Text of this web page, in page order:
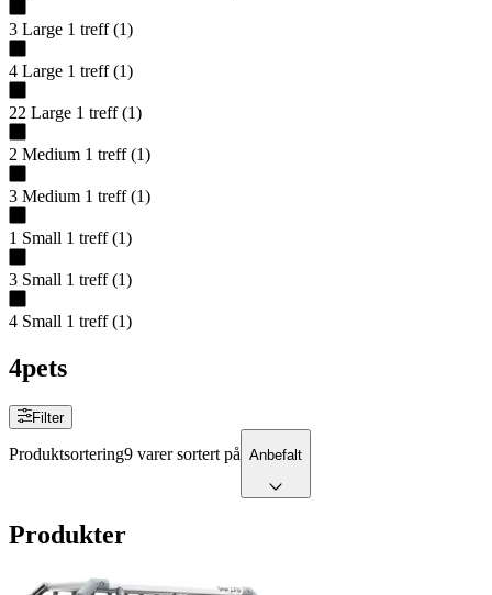
3 Large 1 treff (1)
4 Large 1 treff (1)
22 Large 1 treff (1)
2 Medium 1 treff (1)
3 Medium 1 treff (1)
1 Small 1 treff (1)
3 Small 1 treff (1)
4 Small 1 treff (1)
4pets
Filter
Produktsortering9 varer sortert på Anbefalt
Produkter